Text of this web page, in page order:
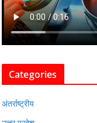
Categories
अंतर्राष्ट्रीय